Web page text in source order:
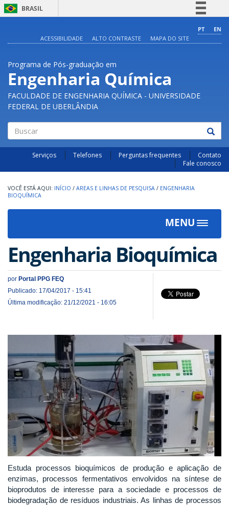
BRASIL
Comunica BR
Acesso à informação
Legislação
PT
EN
ACESSIBILIDADE
ALTO CONTRASTE MAPA DO SITE
Programa de Pós-graduação em
Engenharia Química
FACULDADE DE ENGENHARIA QUÍMICA - UNIVERSIDADE
FEDERAL DE UBERLÂNDIA
Buscar
Serviços Telefones Perguntas frequentes
Contato
Fale conosco
INÍCIO / AREAS E LINHAS DE PESQUISA / ENGENHARIA
BIOQUÍMICA
MENU
Toggle
Engenharia Bioquímica
por Portal PPG FEQ
Publicado: 17/04/2017 - 15:41
Última modificação: 21/12/2021 - 16:05
Estuda processos bioquímicos de produção e aplicação de
enzimas, processos fermentativos envolvidos na síntese de
bioprodutos de interesse para a sociedade e processos de
biodegradação de resíduos industriais. As linhas de processos